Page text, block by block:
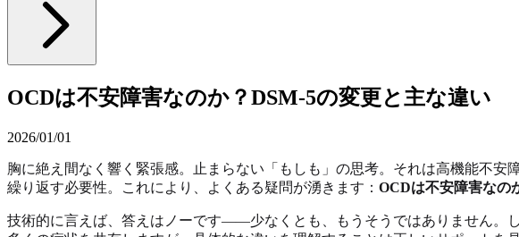
OCDは不安障害なのか？DSM-5の変更と主な違い
2026/01/01
胸に絶え間なく響く緊張感。止まらない「もしも」の思考。それは高機能不
繰り返す必要性。これにより、よくある疑問が湧きます： OCDは不安障害なの
技術的に言えば、答えはノーです——少なくとも、もうそうではありません。